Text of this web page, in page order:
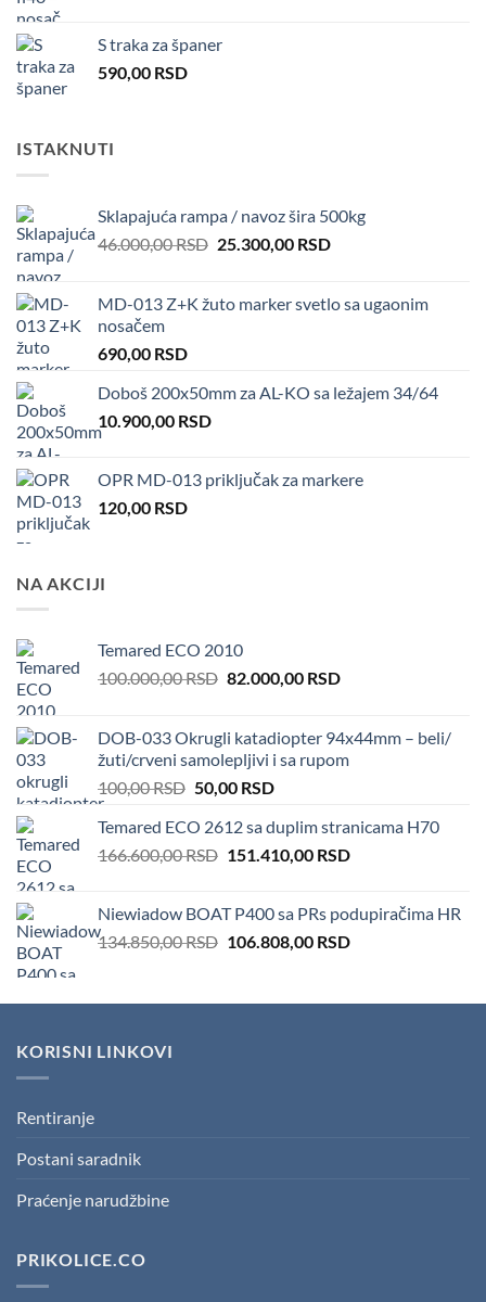
S traka za španer
590,00 RSD
ISTAKNUTI
Sklapajuća rampa / navoz šira 500kg
46.000,00RSD Original
46.000,00 RSD.
25.300,00 RSDCurrent
25.300,00 RSD.
MD-013 Z+K žuto marker svetlo sa ugaonim
nosačem
690,00 RSD
Doboš 200x50mm za AL-KO sa ležajem 34/64
10.900,00 RSD
OPR MD-013 priključak za markere
120,00 RSD
NA AKCIJI
Temared ECO 2010
100.000,00RSD Original
100.000,00 RSD.
82.000,00 RSDCurrent
82.000,00 RSD.
DOB-033 Okrugli katadiopter 94x44mm – beli/
žuti/crveni samolepljivi i sa rupom
100,00RSD Original
was:
100,00 RSD.
50,00 RSDCurrent
is:
50,00 RSD.
Temared ECO 2612 sa duplim stranicama H70
166.600,00RSD Original
166.600,00 RSD.
151.410,00 RSDCurrent
151.410,00 RSD.
Niewiadow BOAT P400 sa PRs podupiračima HR
134.850,00RSD Original
134.850,00 RSD.
106.808,00 RSDCurrent
106.808,00 RSD.
KORISNI LINKOVI
Rentiranje
Postani saradnik
Praćenje narudžbine
PRIKOLICE.CO